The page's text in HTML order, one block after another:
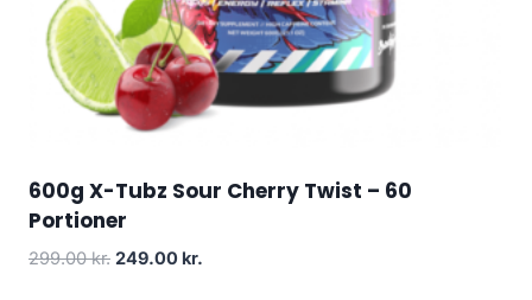
600g X-Tubz Sour Cherry Twist – 60
Portioner
299.00kr. Original
249.00 kr.